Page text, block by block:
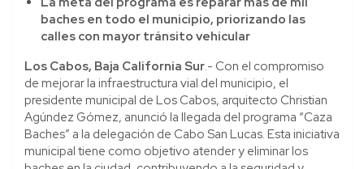
baches en todo el municipio, priorizando las
calles con mayor tránsito vehicular
Los Cabos, Baja California Sur.- Con el compromiso
de mejorar la infraestructura vial del municipio, el
presidente municipal de Los Cabos, arquitecto Christian
Agúndez Gómez, anunció la llegada del programa “Caza
Baches” a la delegación de Cabo San Lucas. Esta iniciativa
municipal tiene como objetivo atender y eliminar los